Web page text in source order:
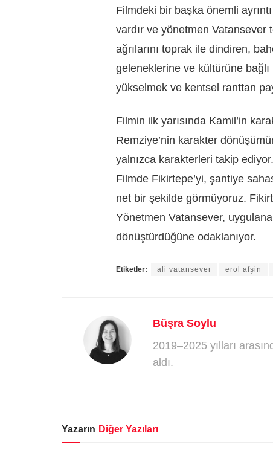
Filmdeki bir başka önemli
vardır ve yönetmen Vatansever
ağrılarını toprak ile dindiren,
geleneklerine ve kültürüne
yükselmek ve kentsel ranttan
Filmin ilk yarısında Kamil’in
Remziye’nin karakter
yalnızca karakterleri takip
Filmde Fikirtepe’yi, şantiye
net bir şekilde görmüyoruz.
Yönetmen Vatansever,
dönüştürdüğüne odaklanıyor.
Etiketler: ali vatansever erol afşin
Büşra Soylu
2019–2025 yılları
aldı.
Yazarın Diğer Yazıları